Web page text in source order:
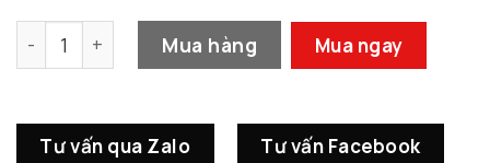
Tranh Linh Vật Phong Thủy Hình Tròn số lượng
Mua hàng Mua ngay
Tư vấn qua Zalo Tư vấn Facebook